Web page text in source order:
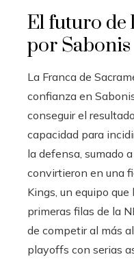
El futuro de
por Sabonis
La Franca de
confianza en
conseguir el
capacidad para
la defensa, sumado
convirtieron en una
Kings, un equipo
primeras filas de la
de competir al más
playoffs con serias